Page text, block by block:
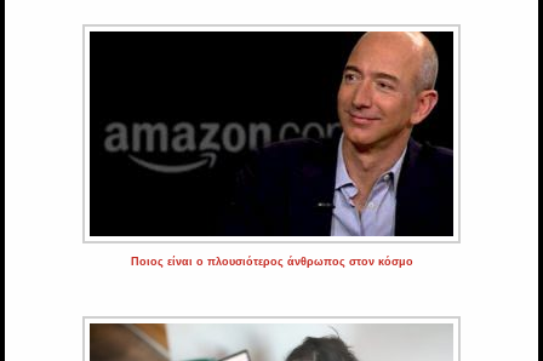
Ποιος είναι ο πλουσιότερος άνθρωπος στον κόσμο